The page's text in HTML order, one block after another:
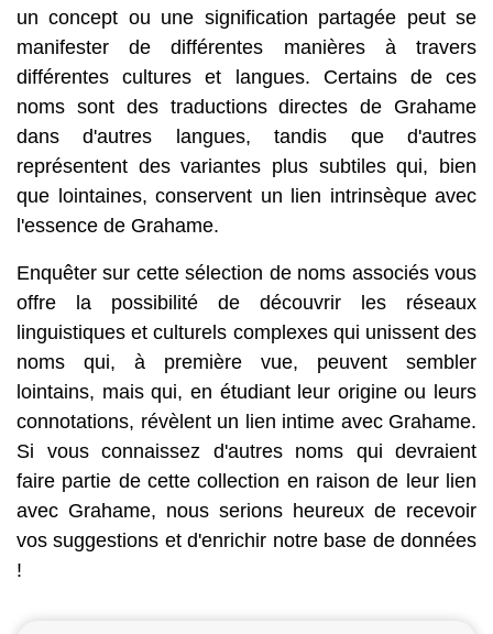
un concept ou une signification partagée peut se
manifester de différentes manières à travers
différentes cultures et langues. Certains de ces
noms sont des traductions directes de Grahame
dans d'autres langues, tandis que d'autres
représentent des variantes plus subtiles qui, bien
que lointaines, conservent un lien intrinsèque avec
l'essence de Grahame.
Enquêter sur cette sélection de noms associés vous
offre la possibilité de découvrir les réseaux
linguistiques et culturels complexes qui unissent des
noms qui, à première vue, peuvent sembler
lointains, mais qui, en étudiant leur origine ou leurs
connotations, révèlent un lien intime avec Grahame.
Si vous connaissez d'autres noms qui devraient
faire partie de cette collection en raison de leur lien
avec Grahame, nous serions heureux de recevoir
vos suggestions et d'enrichir notre base de données
!